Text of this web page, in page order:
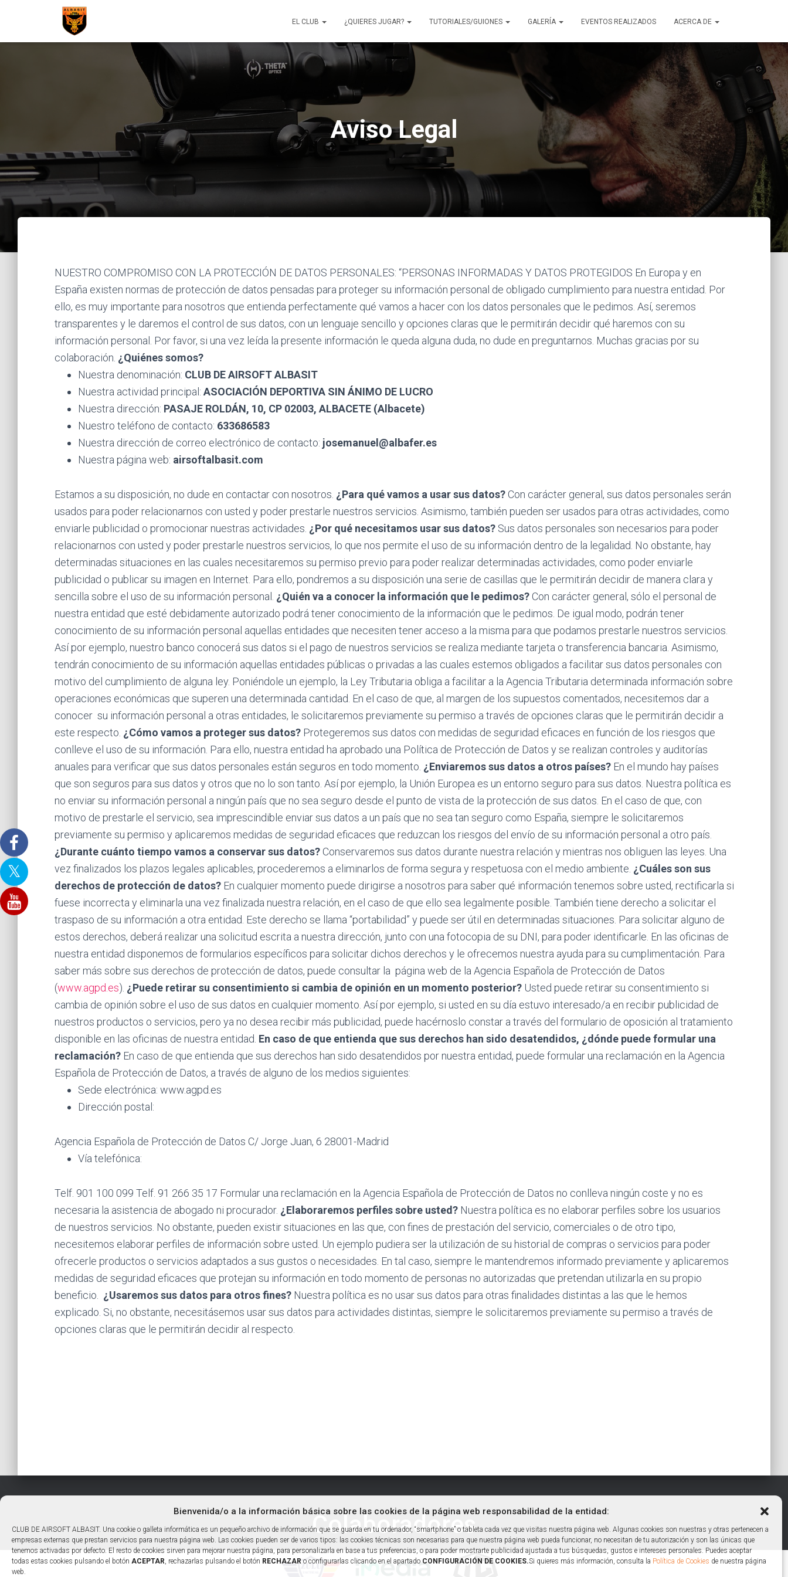
Bienvenida/o a la información básica sobre las cookies de la página web responsabilidad de la entidad:
CLUB DE AIRSOFT ALBASIT. Una cookie o galleta informática es un pequeño archivo de información que se guarda en tu ordenador, “smartphone” o tableta cada vez que visitas nuestra página web. Algunas cookies son nuestras y otras pertenecen a
empresas externas que prestan servicios para nuestra página web. Las cookies pueden ser de varios tipos: las cookies técnicas son necesarias para que nuestra página web pueda funcionar, no necesitan de tu autorización y son las únicas que
tenemos activadas por defecto. El resto de cookies sirven para mejorar nuestra página, para personalizarla en base a tus preferencias, o para poder mostrarte publicidad ajustada a tus búsquedas, gustos e intereses personales. Puedes aceptar
todas estas cookies pulsando el botón ACEPTAR, rechazarlas pulsando el botón RECHAZAR o configurarlas clicando en el apartado CONFIGURACIÓN DE COOKIES.Si quieres más información, consulta la Política de Cookies de nuestra página
web.
EL CLUB ¿QUIERES JUGAR? TUTORIALES/GUIONES GALERÍA EVENTOS REALIZADOS ACERCA DE
Aviso Legal
NUESTRO COMPROMISO CON LA PROTECCIÓN DE DATOS PERSONALES: “PERSONAS INFORMADAS Y DATOS PROTEGIDOS En Europa y en
España existen normas de protección de datos pensadas para proteger su información personal de obligado cumplimiento para nuestra entidad. Por
ello, es muy importante para nosotros que entienda perfectamente qué vamos a hacer con los datos personales que le pedimos. Así, seremos
transparentes y le daremos el control de sus datos, con un lenguaje sencillo y opciones claras que le permitirán decidir qué haremos con su
información personal. Por favor, si una vez leída la presente información le queda alguna duda, no dude en preguntarnos. Muchas gracias por su
colaboración. ¿Quiénes somos?
Nuestra denominación: CLUB DE AIRSOFT ALBASIT
Nuestra actividad principal: ASOCIACIÓN DEPORTIVA SIN ÁNIMO DE LUCRO
Nuestra dirección: PASAJE ROLDÁN, 10, CP 02003, ALBACETE (Albacete)
Nuestro teléfono de contacto: 633686583
Nuestra dirección de correo electrónico de contacto: josemanuel@albafer.es
Nuestra página web: airsoftalbasit.com
Estamos a su disposición, no dude en contactar con nosotros. ¿Para qué vamos a usar sus datos?Con carácter general, sus datos personales serán
usados para poder relacionarnos con usted y poder prestarle nuestros servicios. Asimismo, también pueden ser usados para otras actividades, como
enviarle publicidad o promocionar nuestras actividades. ¿Por qué necesitamos usar sus datos?Sus datos personales son necesarios para poder
relacionarnos con usted y poder prestarle nuestros servicios, lo que nos permite el uso de su información dentro de la legalidad. No obstante, hay
determinadas situaciones en las cuales necesitaremos su permiso previo para poder realizar determinadas actividades, como poder enviarle
publicidad o publicar su imagen en Internet. Para ello, pondremos a su disposición una serie de casillas que le permitirán decidir de manera clara y
sencilla sobre el uso de su información personal. ¿Quién va a conocer la información que le pedimos?Con carácter general, sólo el personal de
nuestra entidad que esté debidamente autorizado podrá tener conocimiento de la información que le pedimos. De igual modo, podrán tener
conocimiento de su información personal aquellas entidades que necesiten tener acceso a la misma para que podamos prestarle nuestros servicios.
Así por ejemplo, nuestro banco conocerá sus datos si el pago de nuestros servicios se realiza mediante tarjeta o transferencia bancaria. Asimismo,
tendrán conocimiento de su información aquellas entidades públicas o privadas a las cuales estemos obligados a facilitar sus datos personales con
motivo del cumplimiento de alguna ley. Poniéndole un ejemplo, la Ley Tributaria obliga a facilitar a la Agencia Tributaria determinada información sobre
operaciones económicas que superen una determinada cantidad. En el caso de que, al margen de los supuestos comentados, necesitemos dar a
conocer su información personal a otras entidades, le solicitaremos previamente su permiso a través de opciones claras que le permitirán decidir a
este respecto. ¿Cómo vamos a proteger sus datos?Protegeremos sus datos con medidas de seguridad eficaces en función de los riesgos que
conlleve el uso de su información. Para ello, nuestra entidad ha aprobado una Política de Protección de Datos y se realizan controles y auditorías
anuales para verificar que sus datos personales están seguros en todo momento. ¿Enviaremos sus datos a otros países?En el mundo hay países
que son seguros para sus datos y otros que no lo son tanto. Así por ejemplo, la Unión Europea es un entorno seguro para sus datos. Nuestra política es
no enviar su información personal a ningún país que no sea seguro desde el punto de vista de la protección de sus datos. En el caso de que, con
motivo de prestarle el servicio, sea imprescindible enviar sus datos a un país que no sea tan seguro como España, siempre le solicitaremos
previamente su permiso y aplicaremos medidas de seguridad eficaces que reduzcan los riesgos del envío de su información personal a otro país.
¿Durante cuánto tiempo vamos a conservar sus datos?Conservaremos sus datos durante nuestra relación y mientras nos obliguen las leyes. Una
vez finalizados los plazos legales aplicables, procederemos a eliminarlos de forma segura y respetuosa con el medio ambiente. ¿Cuáles son sus
derechos de protección de datos?En cualquier momento puede dirigirse a nosotros para saber qué información tenemos sobre usted, rectificarla si
fuese incorrecta y eliminarla una vez finalizada nuestra relación, en el caso de que ello sea legalmente posible. También tiene derecho a solicitar el
traspaso de su información a otra entidad. Este derecho se llama “portabilidad” y puede ser útil en determinadas situaciones. Para solicitar alguno de
estos derechos, deberá realizar una solicitud escrita a nuestra dirección, junto con una fotocopia de su DNI, para poder identificarle. En las oficinas de
nuestra entidad disponemos de formularios específicos para solicitar dichos derechos y le ofrecemos nuestra ayuda para su cumplimentación. Para
saber más sobre sus derechos de protección de datos, puede consultar la página web de la Agencia Española de Protección de Datos
(www.agpd.es). ¿Puede retirar su consentimiento si cambia de opinión en un momento posterior?Usted puede retirar su consentimiento si
cambia de opinión sobre el uso de sus datos en cualquier momento. Así por ejemplo, si usted en su día estuvo interesado/a en recibir publicidad de
nuestros productos o servicios, pero ya no desea recibir más publicidad, puede hacérnoslo constar a través del formulario de oposición al tratamiento
disponible en las oficinas de nuestra entidad. En caso de que entienda que sus derechos han sido desatendidos, ¿dónde puede formular una
reclamación?En caso de que entienda que sus derechos han sido desatendidos por nuestra entidad, puede formular una reclamación en la Agencia
Española de Protección de Datos, a través de alguno de los medios siguientes:
Sede electrónica: www.agpd.es
Dirección postal:
Agencia Española de Protección de Datos C/ Jorge Juan, 6 28001-Madrid
Vía telefónica:
Telf. 901 100 099 Telf. 91 266 35 17 Formular una reclamación en la Agencia Española de Protección de Datos no conlleva ningún coste y no es
necesaria la asistencia de abogado ni procurador. ¿Elaboraremos perfiles sobre usted?Nuestra política es no elaborar perfiles sobre los usuarios
de nuestros servicios. No obstante, pueden existir situaciones en las que, con fines de prestación del servicio, comerciales o de otro tipo,
necesitemos elaborar perfiles de información sobre usted. Un ejemplo pudiera ser la utilización de su historial de compras o servicios para poder
ofrecerle productos o servicios adaptados a sus gustos o necesidades. En tal caso, siempre le mantendremos informado previamente y aplicaremos
medidas de seguridad eficaces que protejan su información en todo momento de personas no autorizadas que pretendan utilizarla en su propio
beneficio.
¿Usaremos sus datos para otros fines?Nuestra política es no usar sus datos para otras finalidades distintas a las que le hemos
explicado. Si, no obstante, necesitásemos usar sus datos para actividades distintas, siempre le solicitaremos previamente su permiso a través de
opciones claras que le permitirán decidir al respecto.
Colaboradores